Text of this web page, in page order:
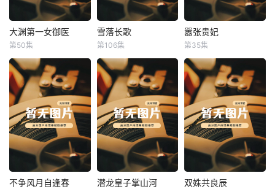
大渊第一女御医
大渊第一女御医
第50集
雪落长歌
雪落长歌
第106集
嚣张贵妃
嚣张贵妃
第35集
不争风月自逢春
不争风月自逢春 潜龙皇子掌山河
潜龙皇子掌山河 双姝共良辰
双姝共良辰